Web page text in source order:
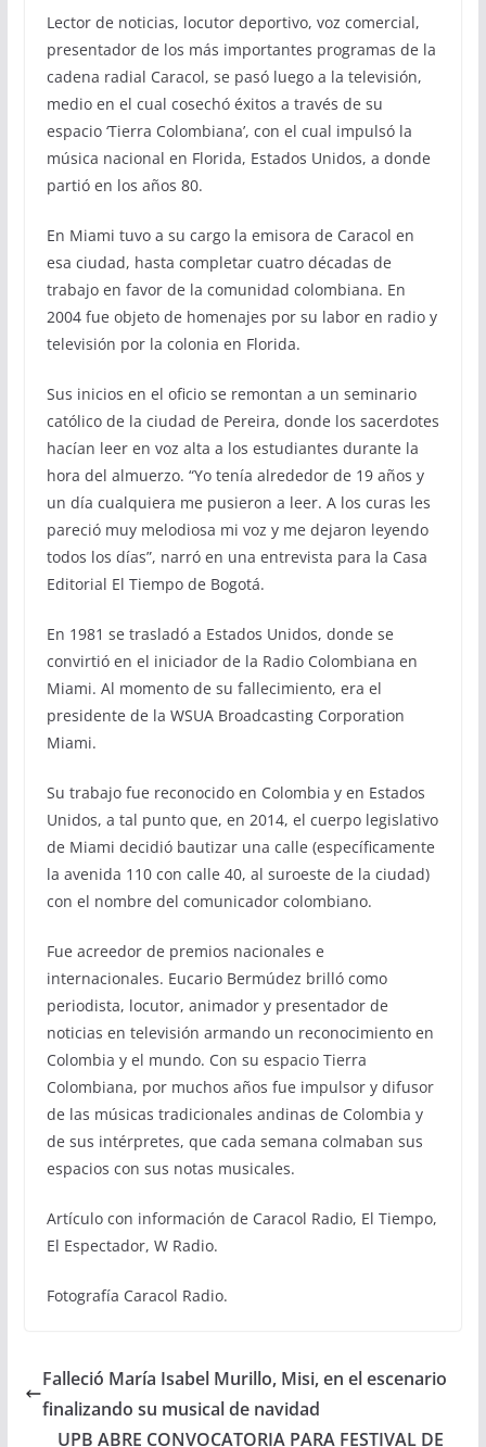
Lector de noticias, locutor deportivo, voz comercial,
presentador de los más importantes programas de la
cadena radial Caracol, se pasó luego a la televisión,
medio en el cual cosechó éxitos a través de su
espacio ‘Tierra Colombiana’, con el cual impulsó la
música nacional en Florida, Estados Unidos, a donde
partió en los años 80.
En Miami tuvo a su cargo la emisora de Caracol en
esa ciudad, hasta completar cuatro décadas de
trabajo en favor de la comunidad colombiana. En
2004 fue objeto de homenajes por su labor en radio y
televisión por la colonia en Florida.
Sus inicios en el oficio se remontan a un seminario
católico de la ciudad de Pereira, donde los sacerdotes
hacían leer en voz alta a los estudiantes durante la
hora del almuerzo. “Yo tenía alrededor de 19 años y
un día cualquiera me pusieron a leer. A los curas les
pareció muy melodiosa mi voz y me dejaron leyendo
todos los días”, narró en una entrevista para la Casa
Editorial El Tiempo de Bogotá.
En 1981 se trasladó a Estados Unidos, donde se
convirtió en el iniciador de la Radio Colombiana en
Miami. Al momento de su fallecimiento, era el
presidente de la WSUA Broadcasting Corporation
Miami.
Su trabajo fue reconocido en Colombia y en Estados
Unidos, a tal punto que, en 2014, el cuerpo legislativo
de Miami decidió bautizar una calle (específicamente
la avenida 110 con calle 40, al suroeste de la ciudad)
con el nombre del comunicador colombiano.
Fue acreedor de premios nacionales e
internacionales. Eucario Bermúdez brilló como
periodista, locutor, animador y presentador de
noticias en televisión armando un reconocimiento en
Colombia y el mundo. Con su espacio Tierra
Colombiana, por muchos años fue impulsor y difusor
de las músicas tradicionales andinas de Colombia y
de sus intérpretes, que cada semana colmaban sus
espacios con sus notas musicales.
Artículo con información de Caracol Radio, El Tiempo,
El Espectador, W Radio.
Fotografía Caracol Radio.
Falleció María Isabel Murillo, Misi, en el escenario
finalizando su musical de navidad
UPB ABRE CONVOCATORIA PARA FESTIVAL DE